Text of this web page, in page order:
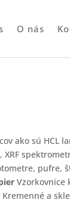
O nás
ako sú HCL
XRF
pufre,
Vzorkovnice
a